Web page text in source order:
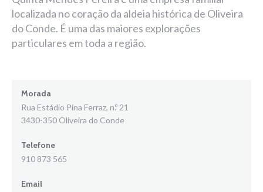
localizada no coração da aldeia histórica de Oliveira
do Conde. É uma das maiores explorações
particulares em toda a região.
Morada
Rua Estádio Pina Ferraz, n.º 21
3430-350 Oliveira do Conde
Telefone
910 873 565
Email